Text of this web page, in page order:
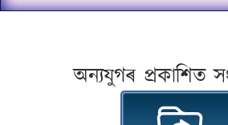
অন্যযুগৰ প্ৰকাশিত